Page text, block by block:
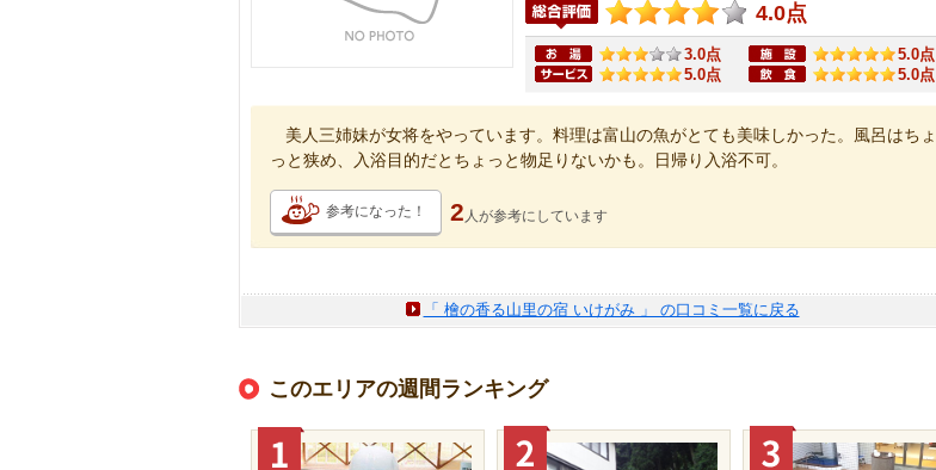
4.0点
3.0点
5.0点
5.0点
5.0点
美人三姉妹が女将をやっています。料理は富山の魚がとても美味しかった。風呂はちょ
っと狭め、入浴目的だとちょっと物足りないかも。日帰り入浴不可。
参考になった！ 2 人が参考にしています
「 檜の香る山里の宿 いけがみ 」 の口コミ一覧に戻る
このエリアの週間ランキング